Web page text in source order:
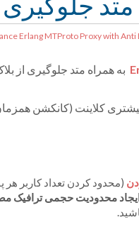
(محدود کردن تعداد کاربر
محدودیت حجمی ترافیک